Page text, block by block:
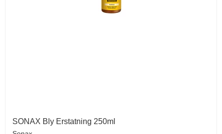
SONAX Bly Erstatning 250ml